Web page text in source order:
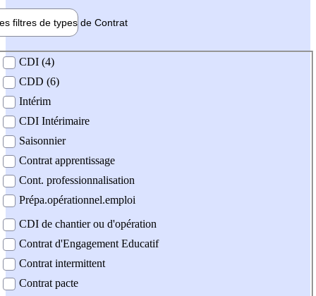
filtres de types de Contrat
contrat
CDI (4)
CDD (6)
Intérim
CDI Intérimaire
Saisonnier
Contrat apprentissage
Cont. professionnalisation
Prépa.opérationnel.emploi
CDI de chantier ou d'opération
Contrat d'Engagement Educatif
Contrat intermittent
Contrat pacte